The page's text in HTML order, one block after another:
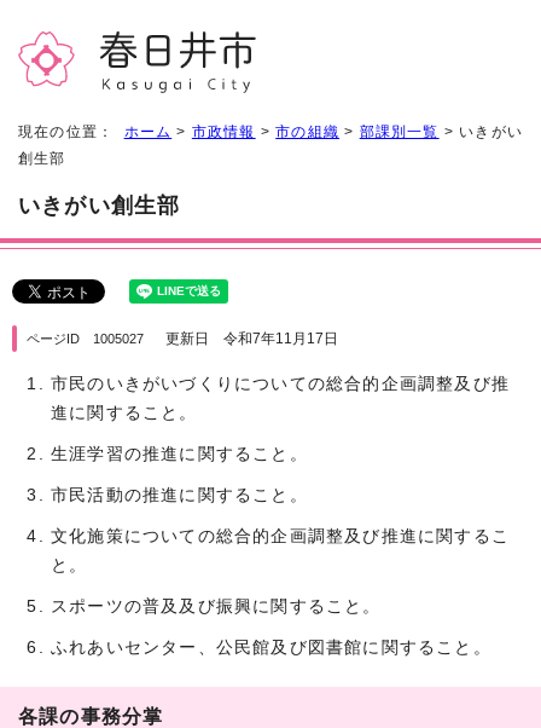
現在の位置： ホーム > 市政情報 >市の組織 > 部課別一覧 > いきがい
創生部
いきがい創生部
ページID 1005027 更新日 令和7年11月17日
市民のいきがいづくりについての総合的企画調整及び推
進に関すること。
生涯学習の推進に関すること。
市民活動の推進に関すること。
文化施策についての総合的企画調整及び推進に関するこ
と。
スポーツの普及及び振興に関すること。
ふれあいセンター、公民館及び図書館に関すること。
各課の事務分掌